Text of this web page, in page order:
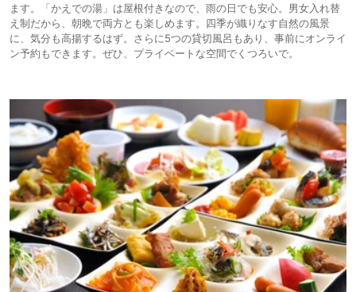
ます。「かえでの湯」は屋根付きなので、雨の日でも安心。男女入れ替
え制だから、朝晩で両方とも楽しめます。四季が織りなす自然の風景
に、気分も高揚するはず。さらに5つの貸切風呂もあり、事前にオンライ
ン予約もできます。ぜひ、プライベートな空間でくつろいで。